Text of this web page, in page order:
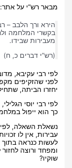
מבאר רש”י על אתר:
הירא ורך הלבב –
בקשרי המלחמה
מעבירות שבידו.
(רש”י דברים כ, ח)
לפי רבי עקיבא,
לפני שהזקיפים
יחזרו הביתה,
לפי רבי יוסי
כך הוא ייפול
נשאלת השאלה, לפי
עבירות, אין לו
לעשות כנראה
ומפחד ורוצה
שוקיו?